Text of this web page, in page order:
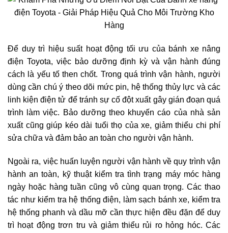
Để duy trì hiệu suất hoạt động tối ưu của bánh xe nâng
điện Toyota, việc bảo dưỡng định kỳ và vận hành đúng
cách là yếu tố then chốt. Trong quá trình vận hành, người
dùng cần chú ý theo dõi mức pin, hệ thống thủy lực và các
linh kiện điện tử để tránh sự cố đột xuất gây gián đoạn quá
trình làm việc. Bảo dưỡng theo khuyến cáo của nhà sản
xuất cũng giúp kéo dài tuổi thọ của xe, giảm thiểu chi phí
sửa chữa và đảm bảo an toàn cho người vận hành.
Ngoài ra, việc huấn luyện người vận hành về quy trình vận
hành an toàn, kỹ thuật kiểm tra tình trạng máy móc hàng
ngày hoặc hàng tuần cũng vô cùng quan trọng. Các thao
tác như kiểm tra hệ thống điện, làm sạch bánh xe, kiểm tra
hệ thống phanh và dầu mỡ cần thực hiện đều đặn để duy
trì hoạt động trơn tru và giảm thiểu rủi ro hỏng hóc. Các